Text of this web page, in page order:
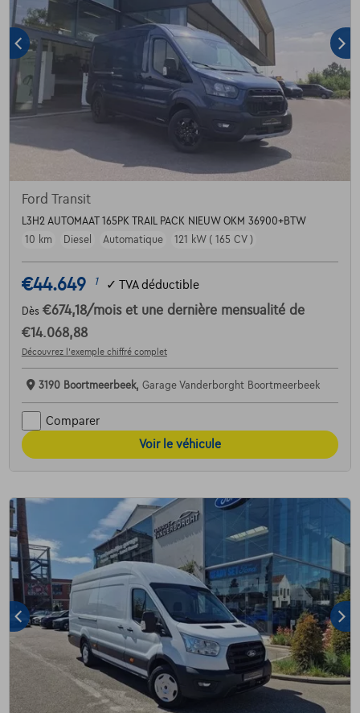
Ford Transit
L3H2 AUTOMAAT 165PK TRAIL PACK NIEUW OKM 36900+BTW
10 km
Diesel Automatique 121 kW ( 165 CV )
€44.649 1 ✓ TVA déductible
Dès €674,18/mois et une dernière mensualité de
€14.068,88
Découvrez l’exemple chiffré complet
3190 Boortmeerbeek, Garage Vanderborght Boortmeerbeek
Comparer
Voir le véhicule